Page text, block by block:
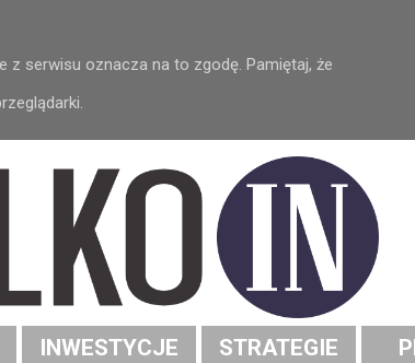
z serwisu oznacza na to zgodę. Pamiętaj, że
INWESTYCJE STRATEGIE